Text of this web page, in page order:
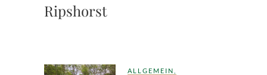
Ripshorst
ALLGEMEIN